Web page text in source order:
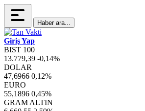
Haber ara...
Giriş Yap
BIST 100
13.779,39 -0,14%
DOLAR
47,6966 0,12%
EURO
55,1896 0,45%
GRAM ALTIN